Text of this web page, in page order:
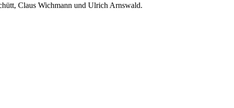
Claus Wichmann und Ulrich Arnswald.